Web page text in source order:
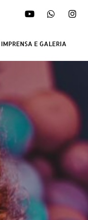
IMPRENSA E GALERIA